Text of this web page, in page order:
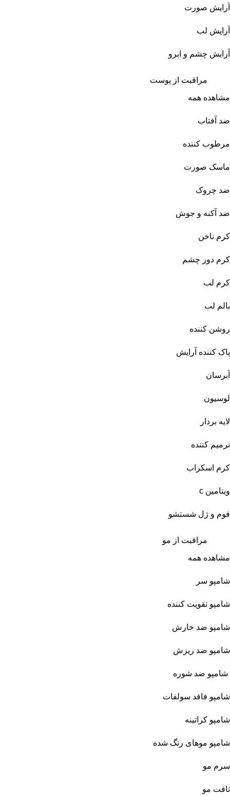
آرایش صورت
آرایش لب
آرایش چشم و ابرو
مراقبت از پوست
مشاهده همه
ضد آفتاب
مرطوب کننده
ماسک صورت
ضد چروک
ضد آکنه و جوش
کرم ناخن
کرم دور چشم
کرم لب
بالم لب
روشن کننده
پاک کننده آرایش
آبرسان
لوسیون
لایه بردار
ترمیم کننده
کرم اسکراب
ویتامین c
فوم و ژل شستشو
مراقبت از مو
مشاهده همه
شامپو سر
شامپو تقویت کننده
شامپو ضد خارش
شامپو ضد ریزش
شامپو ضد شوره
شامپو فاقد سولفات
شامپو کراتینه
شامپو موهای رنگ شده
سرم مو
تافت مو